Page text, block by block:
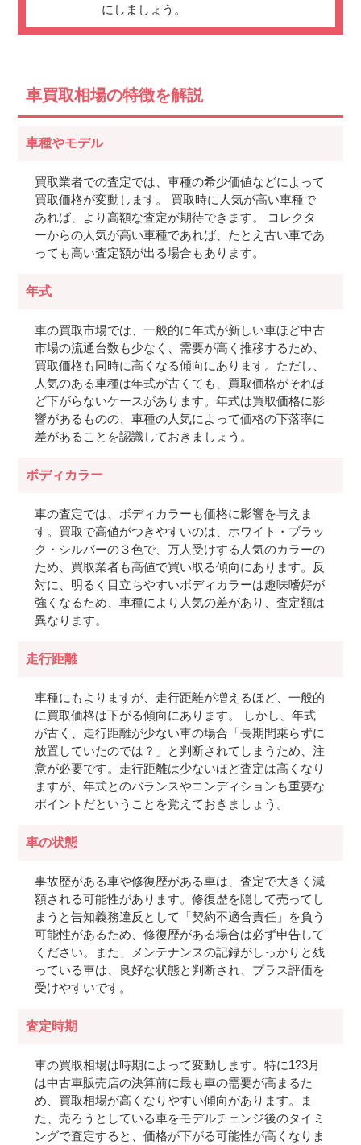
にしましょう。
車買取相場の特徴を解説
車種やモデル
買取業者での査定では、車種の希少価値などによって
買取価格が変動します。 買取時に人気が高い車種で
あれば、より高額な査定が期待できます。 コレクタ
ーからの人気が高い車種であれば、たとえ古い車であ
っても高い査定額が出る場合もあります。
年式
車の買取市場では、一般的に年式が新しい車ほど中古
市場の流通台数も少なく、需要が高く推移するため、
買取価格も同時に高くなる傾向にあります。ただし、
人気のある車種は年式が古くても、買取価格がそれほ
ど下がらないケースがあります。年式は買取価格に影
響があるものの、車種の人気によって価格の下落率に
差があることを認識しておきましょう。
ボディカラー
車の査定では、ボディカラーも価格に影響を与えま
す。買取で高値がつきやすいのは、ホワイト・ブラッ
ク・シルバーの３色で、万人受けする人気のカラーの
ため、買取業者も高値で買い取る傾向にあります。反
対に、明るく目立ちやすいボディカラーは趣味嗜好が
強くなるため、車種により人気の差があり、査定額は
異なります。
走行距離
車種にもよりますが、走行距離が増えるほど、一般的
に買取価格は下がる傾向にあります。 しかし、年式
が古く、走行距離が少ない車の場合「長期間乗らずに
放置していたのでは？」と判断されてしまうため、注
意が必要です。走行距離は少ないほど査定は高くなり
ますが、年式とのバランスやコンディションも重要な
ポイントだということを覚えておきましょう。
車の状態
事故歴がある車や修復歴がある車は、査定で大きく減
額される可能性があります。修復歴を隠して売ってし
まうと告知義務違反として「契約不適合責任」を負う
可能性があるため、修復歴がある場合は必ず申告して
ください。また、メンテナンスの記録がしっかりと残
っている車は、良好な状態と判断され、プラス評価を
受けやすいです。
査定時期
車の買取相場は時期によって変動します。特に1?3月
は中古車販売店の決算前に最も車の需要が高まるた
め、買取相場が高くなりやすい傾向があります。ま
た、売ろうとしている車をモデルチェンジ後のタイミ
ングで査定すると、価格が下がる可能性が高くなりま